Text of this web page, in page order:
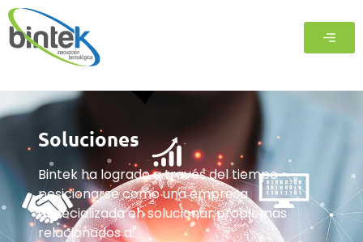
Soluciones
Bintek ha logrado a través del tiempo
posicionarse como una empresa
especializada en solucionar problemas
relacionados a: